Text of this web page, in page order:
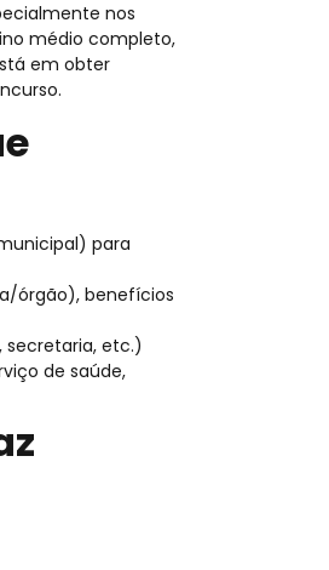
nos
médio completo,
em obter
para
órgão), benefícios
etc.)
de saúde,